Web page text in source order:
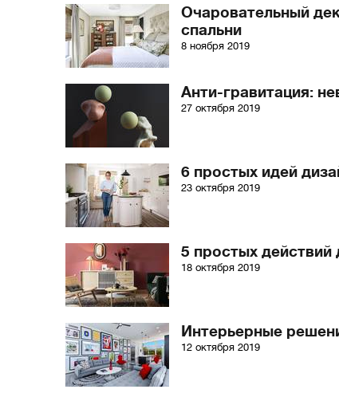
Очаровательный
спальни
8 ноября 2019
Анти-гравитация:
27 октября 2019
6 простых идей
23 октября 2019
5 простых действий
18 октября 2019
Интерьерные
12 октября 2019